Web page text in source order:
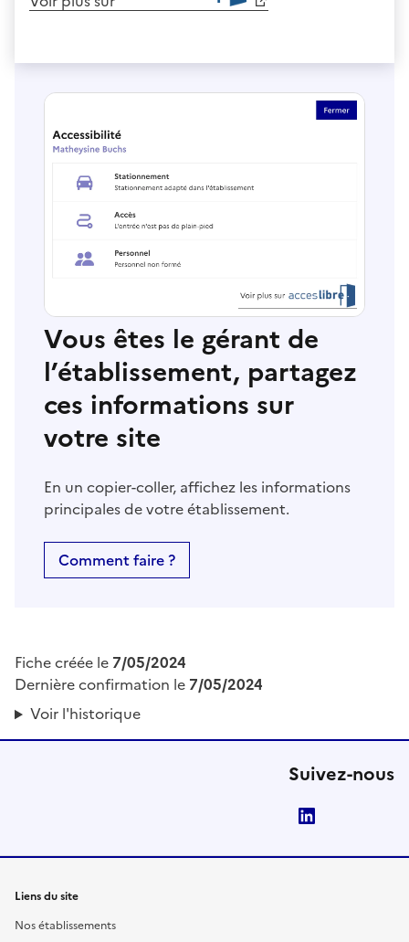
Vous êtes le gérant de
l’établissement, partagez
ces informations sur
votre site
En un copier-coller, affichez les informations
principales de votre établissement.
Comment faire ?
Fiche créée le 7/05/2024
Dernière confirmation le 7/05/2024
Voir l'historique
Suivez-nous
Liens du site
Nos établissements